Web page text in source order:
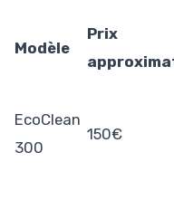
Modèle
Prix
EcoClean
300
150€